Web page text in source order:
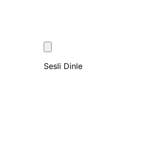
Sesli Dinle